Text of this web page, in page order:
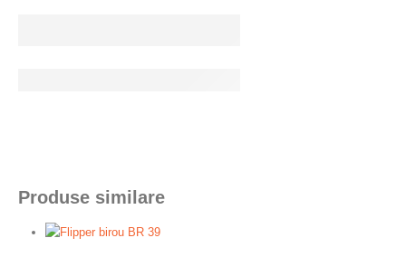
Produse similare